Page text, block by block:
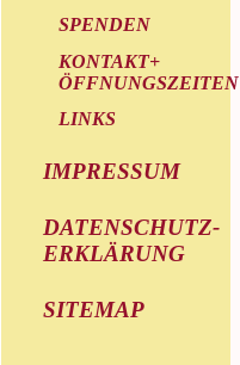
SPENDEN
KONTAKT+
ÖFFNUNGSZEITEN
LINKS
IMPRESSUM
DATENSCHUTZ-
ERKLÄRUNG
SITEMAP